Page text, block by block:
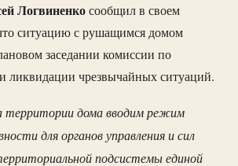
Логвиненкосообщил в своем
ситуацию с рушащимся домом
заседании комиссии по
ликвидации чрезвычайных ситуаций.
территории дома вводим режим
для органов управления и сил
подсистемы единой